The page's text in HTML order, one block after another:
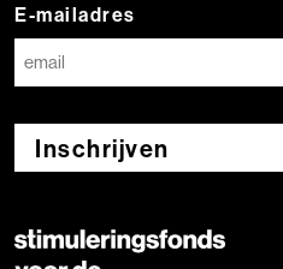
E-mailadres
Inschrijven